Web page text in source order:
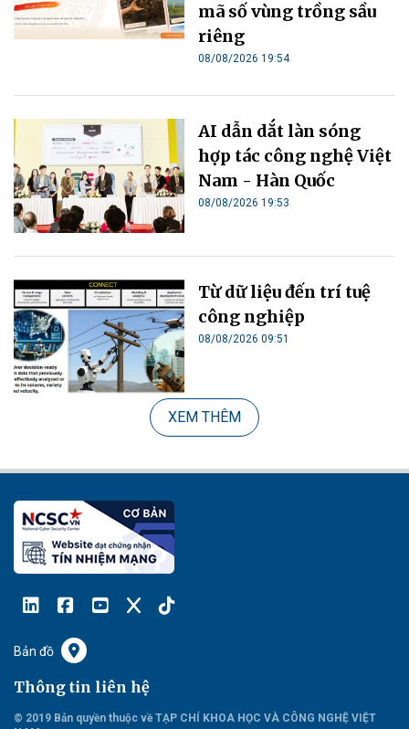
mã số vùng trồng sầu
riêng
08/08/2026 19:54
AI dẫn dắt làn sóng
hợp tác công nghệ Việt
Nam - Hàn Quốc
08/08/2026 19:53
Từ dữ liệu đến trí tuệ
công nghiệp
08/08/2026 09:51
XEM THÊM
Bản đồ
Thông tin liên hệ
© 2019 Bản quyền thuộc về TẠP CHÍ KHOA HỌC VÀ CÔNG NGHỆ VIỆT